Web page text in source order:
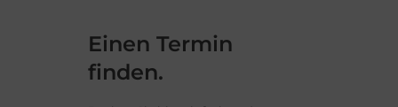
Einen Termin
finden.